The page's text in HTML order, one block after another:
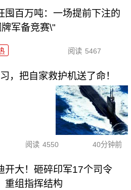
囤百万吨：一场提前下注的
军备竞赛\"
阅读 5467
，把自家救护机送了命！
阅读 4550 40分钟前
开大！砸碎印军17个司令
重组指挥结构